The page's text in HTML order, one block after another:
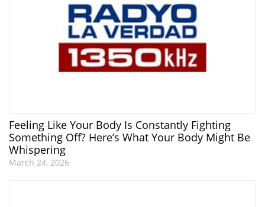
Feeling Like Your Body Is Constantly Fighting
Something Off? Here’s What Your Body Might Be
Whispering
March 24, 2026